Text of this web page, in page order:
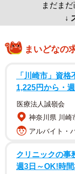
まだま
↓
まいどなの
「川崎市」資
1,225円から・
医療法人誠嶺会
神奈川県 川崎
アルバイト・
クリニックの事
週3日～OK!時